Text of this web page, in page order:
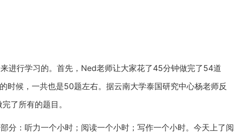
进行学习的。首先，Ned老师让大家花了45分钟做完了54道
时候，一共也是50题左右。据云南大学泰国研究中心杨老师反
了所有的题目。
分：听力一个小时；阅读一个小时；写作一个小时。今天上了阅